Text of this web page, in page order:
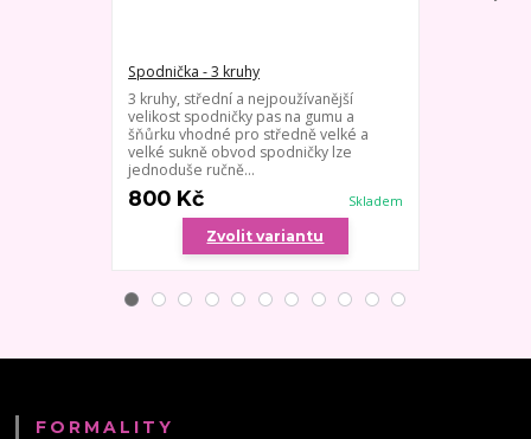
Spodnička - 3 kruhy
3 kruhy, střední a nejpoužívanější
velikost spodničky pas na gumu a
šňůrku vhodné pro středně velké a
velké sukně obvod spodničky lze
jednoduše ručně...
800 Kč Skladem
Zvolit variantu
FORMALITY